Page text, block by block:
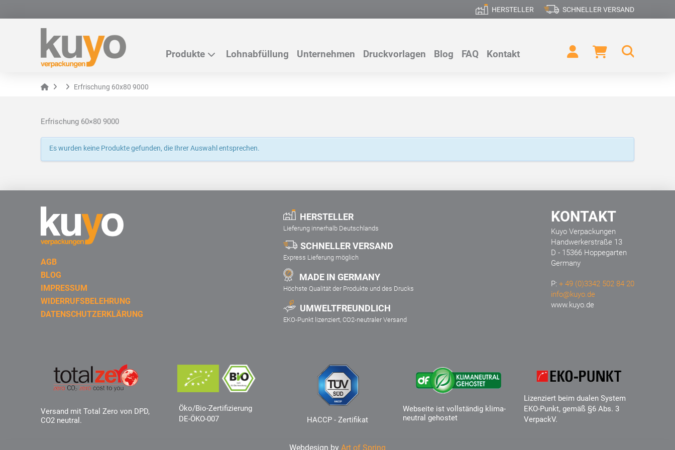
HERSTELLER SCHNELLER VERSAND
Produkte Lohnabfüllung Unternehmen Druckvorlagen Blog FAQ Kontakt
Home Erfrischung 60x80 9000
Erfrischung 60×80 9000
Es wurden keine Produkte gefunden, die Ihrer Auswahl entsprechen.
AGB
BLOG
IMPRESSUM
WIDERRUFSBELEHRUNG
DATENSCHUTZERKLÄRUNG
HERSTELLER
Lieferung innerhalb Deutschlands
SCHNELLER VERSAND
Express Lieferung möglich
MADE IN GERMANY
Höchste Qualität der Produkte und des Drucks
UMWELTFREUNDLICH
EKO-Punkt lizenziert, CO2-neutraler Versand
KONTAKT
Kuyo Verpackungen
Handwerkerstraße 13
D - 15366 Hoppegarten
Germany
P:+ 49 (0)3342 502 84 20
info@kuyo.de
www.kuyo.de
Versand mit Total Zero von DPD,
CO2 neutral.
Öko/Bio-Zertifizierung
DE-ÖKO-007
HACCP - Zertifikat
Webseite ist vollständig klima-
neutral gehostet
Lizenziert beim dualen System
EKO-Punkt, gemäß §6 Abs. 3
VerpackV.
Webdesign by Art of Spring